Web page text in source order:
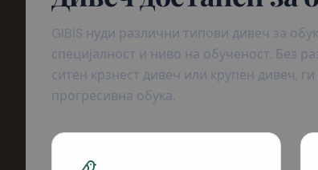
GIBIS нуди различни типови дивеч за
специјалност и ниво на обученост. Без
ситен крзнест дивеч или крупен дивеч,
прогресивна обука.